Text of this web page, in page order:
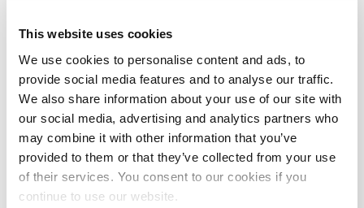
This website uses cookies
We use cookies to personalise content and ads, to
provide social media features and to analyse our traffic.
We also share information about your use of our site with
our social media, advertising and analytics partners who
may combine it with other information that you’ve
provided to them or that they’ve collected from your use
of their services. You consent to our cookies if you
continue to use our website.
clasificación de
candidatos
MATCHING
INTERLINGÜÍSTICO
Un sistema integrado de
CLASIFICACIÓN
AUTOMÁTICA